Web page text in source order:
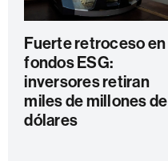
Fuerte retroceso en
fondos ESG:
inversores retiran
miles de millones de
dólares